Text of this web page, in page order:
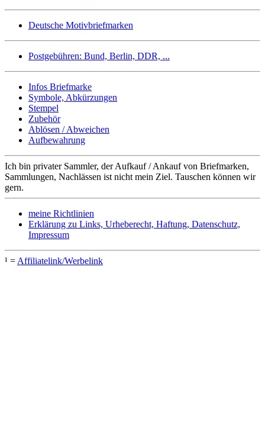
Deutsche Motivbriefmarken
Postgebühren: Bund, Berlin, DDR, ...
Infos Briefmarke
Symbole, Abkürzungen
Stempel
Zubehör
Ablösen / Abweichen
Aufbewahrung
Ich bin privater Sammler, der Aufkauf / Ankauf von Briefmarken,
Sammlungen, Nachlässen ist nicht mein Ziel. Tauschen können wir
gern.
meine Richtlinien
Erklärung zu Links, Urheberecht, Haftung, Datenschutz,
Impressum
¹ = Affiliatelink/Werbelink